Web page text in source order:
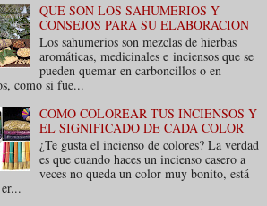
QUE SON LOS SAHUMERIOS Y
CONSEJOS PARA SU ELABORACION
Los sahumerios son mezclas de hierbas
aromáticas, medicinales e inciensos que se
pueden quemar en carboncillos o en
como si fue...
COMO COLOREAR TUS INCIENSOS Y
EL SIGNIFICADO DE CADA COLOR
¿Te gusta el incienso de colores? La verdad
es que cuando haces un incienso casero a
veces no queda un color muy bonito, está